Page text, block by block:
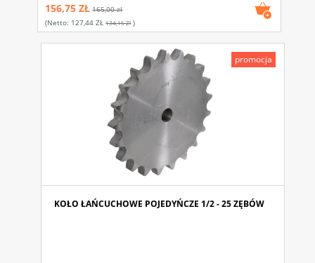
156,75 ZŁ 165,00 zł
(netto: 127,44 ZŁ 134,15 Zł)
KOŁO ŁAŃCUCHOWE POJEDYŃCZE 1/2 - 25 ZĘBÓW
promocja